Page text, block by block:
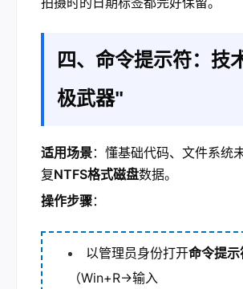
四、命令提示符：技
极武器"
适用场景：懂基础代码、文件系统
复NTFS格式磁盘数据。
操作步骤：
以管理员身份打开命令提示
（Win+R→输入